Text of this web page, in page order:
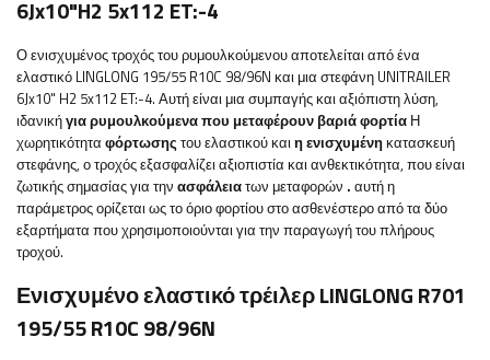
6Jx10"H2 5x112 ET:-4
Ο ενισχυμένος τροχός του ρυμουλκούμενου αποτελείται από ένα
ελαστικό LINGLONG 195/55 R10C 98/96N και μια στεφάνη UNITRAILER
6Jx10" H2 5x112 ET:-4. Αυτή είναι μια συμπαγής και αξιόπιστη λύση,
ιδανικήγια ρυμουλκούμενα που μεταφέρουν βαριά φορτία Η
χωρητικότητα φόρτωσηςτου ελαστικού καιη ενισχυμένηκατασκευή
στεφάνης, ο τροχός εξασφαλίζει αξιοπιστία και ανθεκτικότητα, που είναι
ζωτικής σημασίας για την ασφάλειατων μεταφορών . αυτή η
παράμετροςορίζεται ως το όριο φορτίου στο ασθενέστερο από τα δύο
εξαρτήματα που χρησιμοποιούνται για την παραγωγή του πλήρους
τροχού.
Ενισχυμένο ελαστικό τρέιλερ LINGLONG R701
195/55 R10C 98/96N